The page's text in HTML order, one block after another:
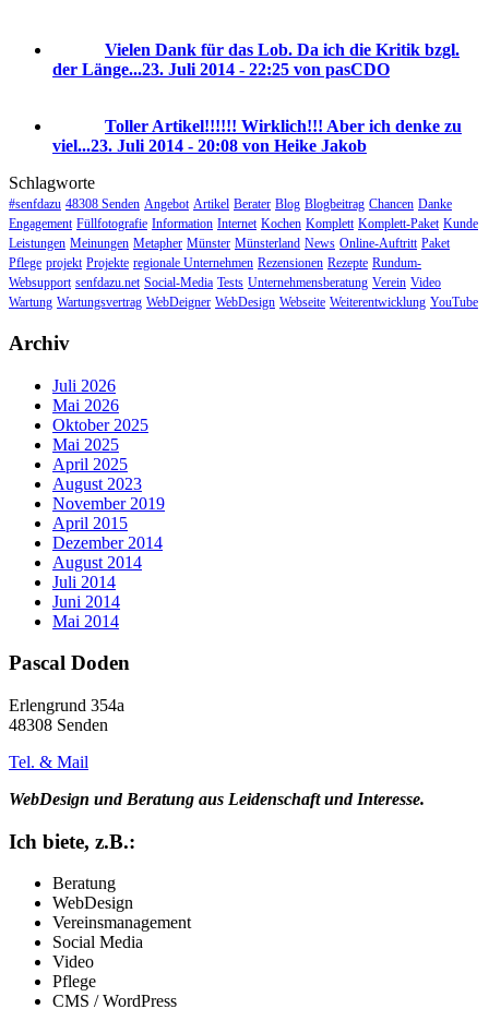
Vielen Dank für das Lob. Da ich die Kritik bzgl.
der Länge...23. Juli 2014 - 22:25 von pasCDO
Toller Artikel!!!!!! Wirklich!!! Aber ich denke zu
viel...23. Juli 2014 - 20:08 von Heike Jakob
Schlagworte
#senfdazu 48308 Senden Angebot Artikel Berater Blog Blogbeitrag Chancen Danke
Engagement Füllfotografie Information Internet Kochen Komplett Komplett-Paket Kunde
Leistungen Meinungen Metapher Münster Münsterland News Online-Auftritt Paket
Pflege projekt Projekte regionale Unternehmen Rezensionen Rezepte Rundum-
Websupport senfdazu.net Social-Media Tests Unternehmensberatung Verein Video
Wartung Wartungsvertrag WebDeigner WebDesign Webseite Weiterentwicklung YouTube
Archiv
Juli 2026
Mai 2026
Oktober 2025
Mai 2025
April 2025
August 2023
November 2019
April 2015
Dezember 2014
August 2014
Juli 2014
Juni 2014
Mai 2014
Pascal Doden
Erlengrund 354a
48308 Senden
Tel. & Mail
WebDesign und Beratung aus Leidenschaft und Interesse.
Ich biete, z.B.:
Beratung
WebDesign
Vereinsmanagement
Social Media
Video
Pflege
CMS / WordPress